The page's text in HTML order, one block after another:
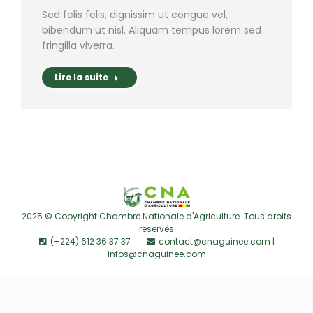
Sed felis felis, dignissim ut congue vel,
bibendum ut nisl. Aliquam tempus lorem sed
fringilla viverra.
Lire la suite
2025 © Copyright Chambre Nationale d'Agriculture. Tous droits
réservés
(+224) 612 36 37 37
contact@cnaguinee.com |
infos@cnaguinee.com